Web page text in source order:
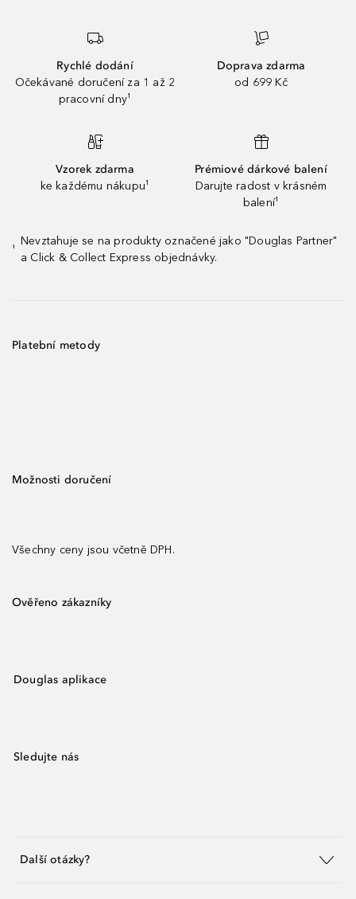
Rychlé dodání
Očekávané doručení za 1 až 2
pracovní dny¹
Doprava zdarma
od 699 Kč
Vzorek zdarma
ke každému nákupu¹
Prémiové dárkové balení
Darujte radost v krásném
balení¹
¹
Nevztahuje se na produkty označené jako "Douglas Partner"
a Click & Collect Express objednávky.
Platební metody
Možnosti doručení
Všechny ceny jsou včetně DPH.
Ověřeno zákazníky
Douglas aplikace
Sledujte nás
Další otázky?